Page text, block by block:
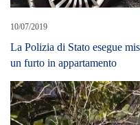
12/02/2020
Cade aereo da esercitazione